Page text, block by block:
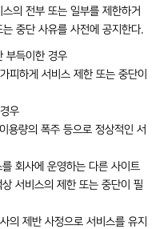
의 전부 또는 일부를 제한하거
중단 사유를 사전에 공지한다.
부득이한 경우
피하게 서비스 제한 또는 중단이
우
용량의 폭주 등으로 정상적인 서
회사에 운영하는 다른 사이트
서비스의 제한 또는 중단이 필
의 제반 사정으로 서비스를 유지